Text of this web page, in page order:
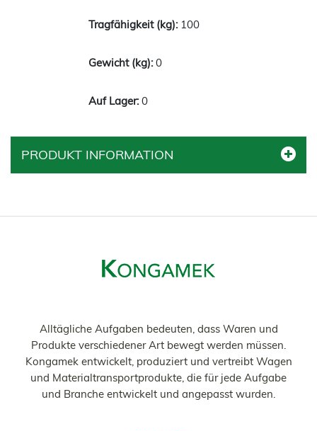
100
0
0
PRODUKT INFORMATION
Alltägliche Aufgaben bedeuten, dass Waren und
Produkte verschiedener Art bewegt werden müssen.
Kongamek entwickelt, produziert und vertreibt Wagen
und Materialtransportprodukte, die für jede Aufgabe
und Branche entwickelt und angepasst wurden.